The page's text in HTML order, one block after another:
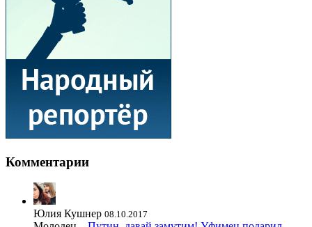
Комментарии
Юлия Кушнер 08.10.2017